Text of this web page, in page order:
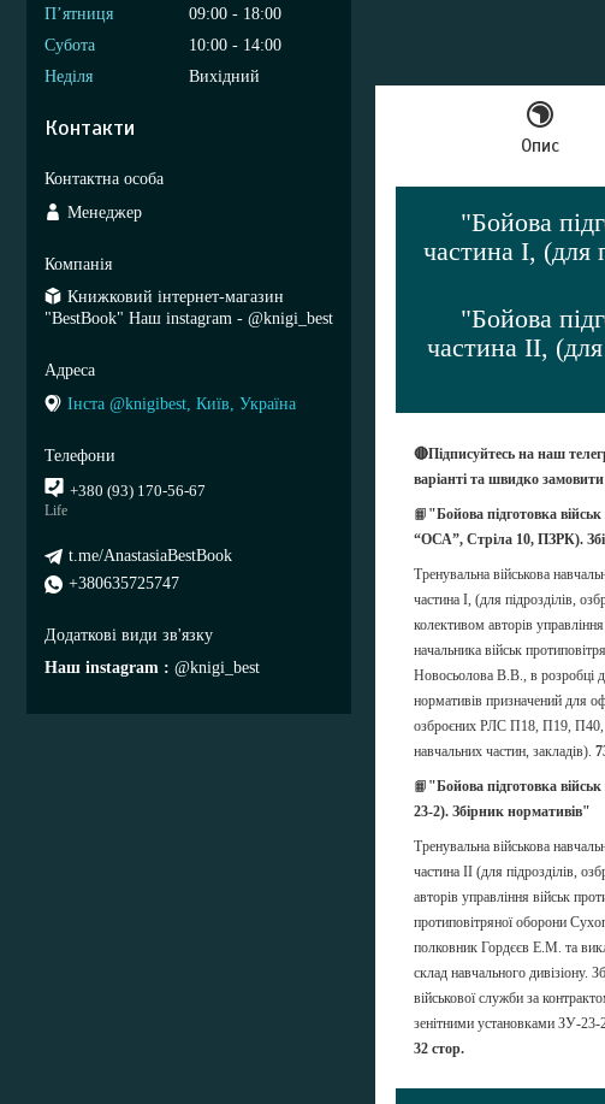
Опис
"Бойова
частина І,
"Бойова
частина ІІ,
🔴Підписуйтесь на наш
варіанті та швидко
📙 "Бойова підготовка
“ОСА”, Стріла 10, ПЗРК).
Тренувальна військова
частина І, (для підрозділів,
колективом авторів
начальника військ
Новосьолова В.В., в розробці
нормативів призначений для
озброєних РЛС П18, П19, П40,
навчальних частин, закладів).
📙 "Бойова підготовка
23-2). Збірник нормативів"
Тренувальна військова
частина ІІ (для підрозділів,
авторів управління військ
протиповітряної оборони
полковник Гордєєв Е.М. та
склад навчального дивізіону.
військової служби за
зенітними установками ЗУ-23-
32 стор.
Пʼятниця
09:00
18:00
Субота
10:00
14:00
Неділя
Вихідний
Контакти
Менеджер
Книжковий інтернет-магазин
"BestBook" Наш instagram - @knigi_best
Інста @knigibest, Київ, Україна
+380 (93) 170-56-67
Life
t.me/AnastasiaBestBook
+380635725747
Наш instagram @knigi_best